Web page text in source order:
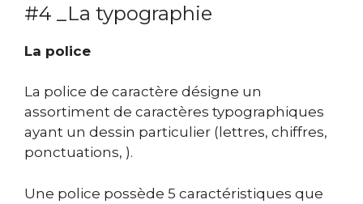
#4 _La typographie
La police
La police de caractère désigne un
assortiment de caractères typographiques
ayant un dessin particulier (lettres, chiffres,
ponctuations, ).
Une police possède 5 caractéristiques que